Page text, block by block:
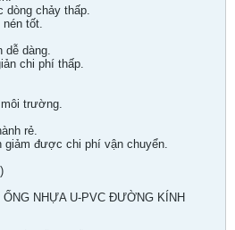
dòng chảy thấp.
nén tốt.
dễ dàng.
chi phí thấp.
trường.
rẻ.
giảm được chi phí vận chuyển.
NHỰA U-PVC ĐƯỜNG KÍNH